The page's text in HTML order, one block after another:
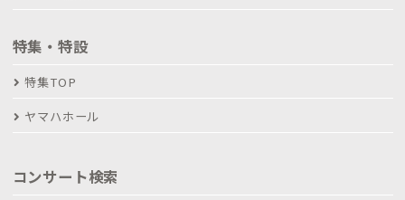
特集・特設
特集TOP
ヤマハホール
コンサート検索